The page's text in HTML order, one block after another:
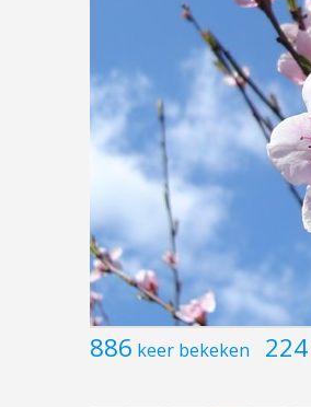
886 keer bekeken 224